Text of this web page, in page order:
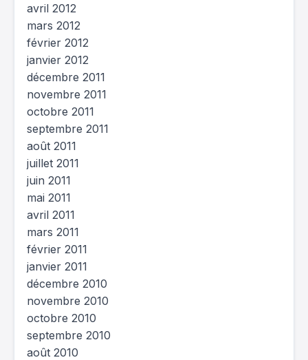
avril 2012
mars 2012
février 2012
janvier 2012
décembre 2011
novembre 2011
octobre 2011
septembre 2011
août 2011
juillet 2011
juin 2011
mai 2011
avril 2011
mars 2011
février 2011
janvier 2011
décembre 2010
novembre 2010
octobre 2010
septembre 2010
août 2010